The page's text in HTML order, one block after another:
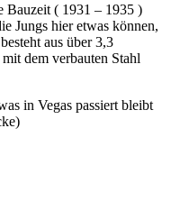
Bauzeit ( 1931 – 1935 )
Jungs hier etwas können,
aus über 3,3
dem verbauten Stahl
in Vegas passiert bleibt